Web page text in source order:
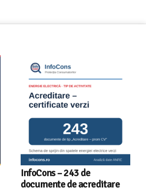
InfoCons – 243 de
documente de acreditare